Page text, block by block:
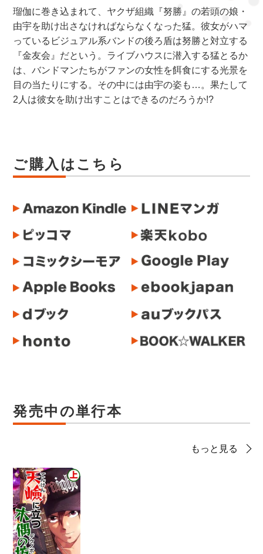
瑠伽に巻き込まれて、ヤクザ組織『努勝』の若頭の娘・
由宇を助け出さなければならなくなった猛。彼女がハマ
っているビジュアル系バンドの後ろ盾は努勝と対立する
『金友会』だという。ライブハウスに潜入する猛とるか
は、バンドマンたちがファンの女性を餌食にする光景を
目の当たりにする。その中には由宇の姿も…。果たして
2人は彼女を助け出すことはできるのだろうか!?
ご購入はこちら
発売中の単行本
もっと見る